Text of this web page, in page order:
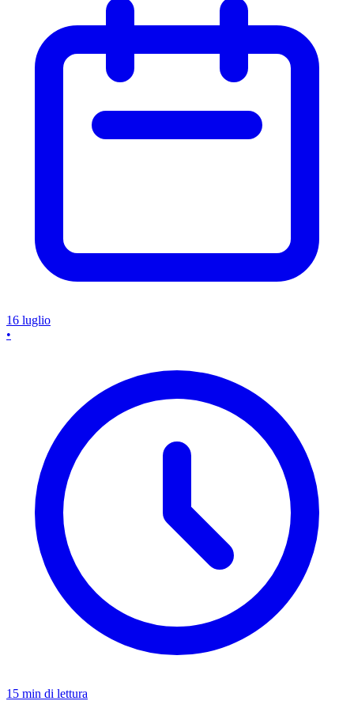
16 luglio
•
15 min di lettura